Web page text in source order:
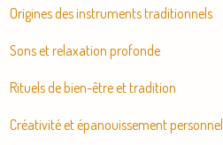
Origines des instruments traditionnels
Sons et relaxation profonde
Rituels de bien-être et tradition
Créativité et épanouissement personnel